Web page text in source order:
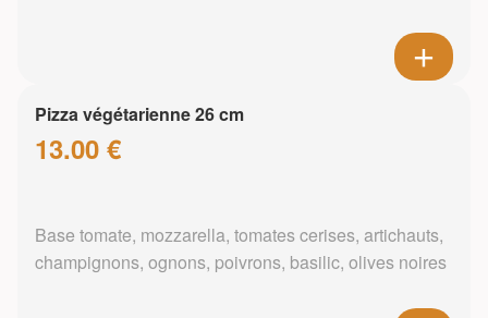
Pizza végétarienne 26 cm
13.00 €
Base tomate, mozzarella, tomates cerises, artichauts,
champignons, ognons, poivrons, basilic, olives noires